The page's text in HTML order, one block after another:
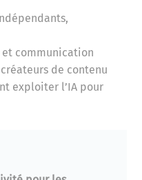
et communication
de contenu
exploiter l’IA pour